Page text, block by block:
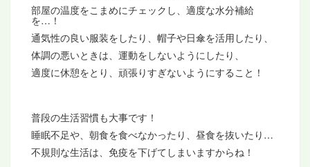
部屋の温度をこまめにチェックし、適度な水分補給
を…！
通気性の良い服装をしたり、帽子や日傘を活用したり、
体調の悪いときは、運動をしないようにしたり、
適度に休憩をとり、頑張りすぎないようにすること！
普段の生活習慣も大事です！
睡眠不足や、朝食を食べなかったり、昼食を抜いたり…
不規則な生活は、免疫を下げてしまいますからね！